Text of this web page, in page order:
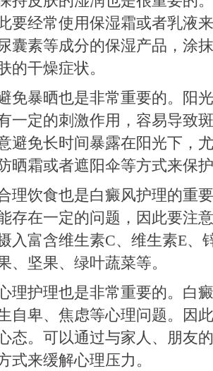
要经常使用保湿霜或者乳液
囊素等成分的保湿产品，涂
的干燥症状。
暴晒也是非常重要的。阳光
一定的刺激作用，容易导致
避免长时间暴露在阳光下，
晒霜或者遮阳伞等方式来保
饮食也是白癜风护理的重要
存在一定的问题，因此要注
入富含维生素C、维生素E、
、坚果、绿叶蔬菜等。
护理也是非常重要的。白癜
自卑、焦虑等心理问题。因
态。可以通过与家人、朋友
式来缓解心理压力。